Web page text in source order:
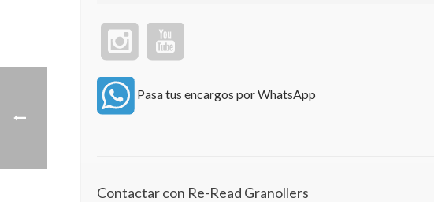
Pasa tus encargos por WhatsApp
Contactar con Re-Read Granollers